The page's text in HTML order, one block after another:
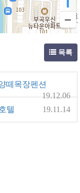
목록
떼목장펜션
19.12.06
텔 19.11.14